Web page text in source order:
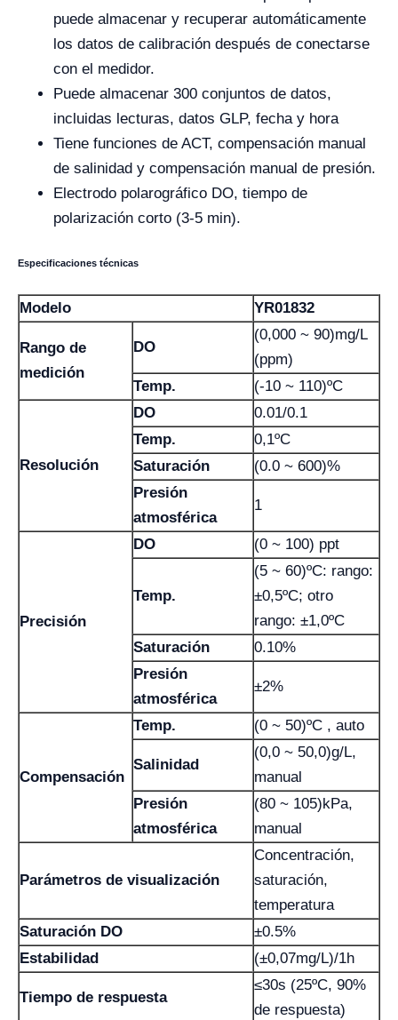
puede almacenar y recuperar automáticamente
los datos de calibración después de conectarse
con el medidor.
Puede almacenar 300 conjuntos de datos,
incluidas lecturas, datos GLP, fecha y hora
Tiene funciones de ACT, compensación manual
de salinidad y compensación manual de presión.
Electrodo polarográfico DO, tiempo de
polarización corto (3-5 min).
Especificaciones técnicas
Modelo YR01832
Rango de
medición
DO
(0,000 ~ 90)mg/L
(ppm)
Temp.
(-10 ~ 110)ºC
Resolución
DO
0.01/0.1
Temp.
0,1ºC
Saturación
(0.0 ~ 600)%
Presión
atmosférica
1
Precisión
DO (0 ~ 100) ppt
Temp.
(5 ~ 60)ºC: rango:
±0,5ºC; otro
rango: ±1,0ºC
Saturación
0.10%
Presión
atmosférica
±2%
Compensación
Temp. (0 ~ 50)ºC , auto
Salinidad
(0,0 ~ 50,0)g/L,
manual
Presión
atmosférica
(80 ~ 105)kPa,
manual
Parámetros de visualización
Concentración,
saturación,
temperatura
Saturación DO
±0.5%
Estabilidad
(±0,07mg/L)/1h
Tiempo de respuesta
≤30s (25ºC, 90%
de respuesta)